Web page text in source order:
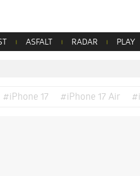
ASFALT RADAR PLAY
#iPhone 17 #iPhone 17 Air